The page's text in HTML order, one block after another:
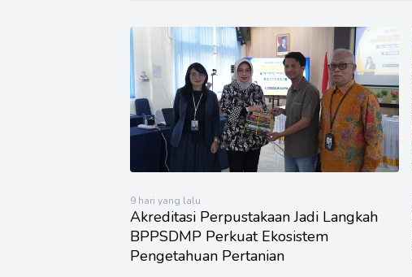
9 hari yang lalu
Akreditasi Perpustakaan Jadi Langkah
BPPSDMP Perkuat Ekosistem
Pengetahuan Pertanian